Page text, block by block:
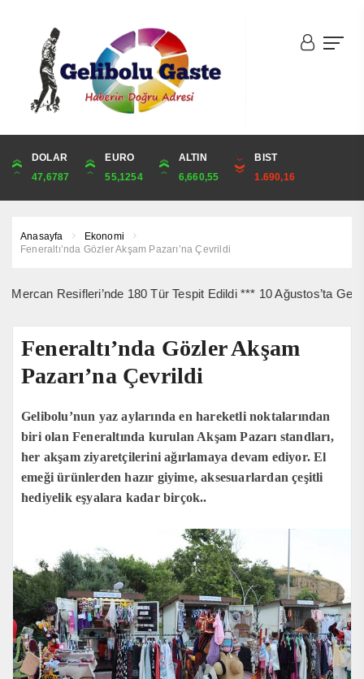
DOLAR
47,6787
EURO
55,1254
ALTIN
6,660,55
BIST
1.690,16
ONS
4,341,81
ALTIN
6,660,55
ÇEYREK
10,889,99
CUMHURİYET
44,750,00
Anasayfa
Ekonomi
Feneraltı’nda Gözler Akşam Pazarı’na Çevrildi
180 Tür Tespit Edildi *** 10 Ağustos’ta Gelibolu
Feneraltı’nda Gözler Akşam
Pazarı’na Çevrildi
Gelibolu’nun yaz aylarında en hareketli noktalarından
biri olan Feneraltında kurulan Akşam Pazarı standları,
her akşam ziyaretçilerini ağırlamaya devam ediyor. El
emeği ürünlerden hazır giyime, aksesuarlardan çeşitli
hediyelik eşyalara kadar birçok..